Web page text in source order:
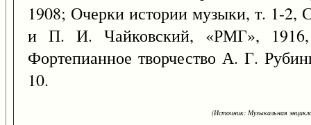
1908; Очерки истории музыки, т. 1-
и П. И. Чайковский, «РМГ»,
Фортепианное творчество А. Г.
10.
(Источник: Музыкальная